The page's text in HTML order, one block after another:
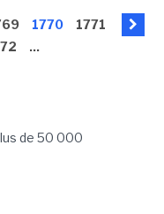
1770
1771
...
de 50 000